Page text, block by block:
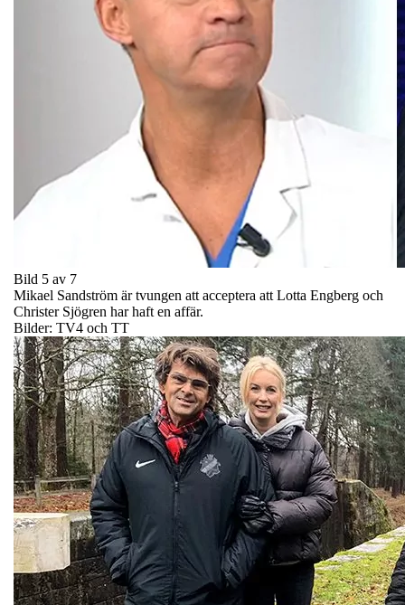
Bild 5 av 7
Mikael Sandström är tvungen att acceptera att Lotta Engberg och
Christer Sjögren har haft en affär.
Bilder: TV4 och TT